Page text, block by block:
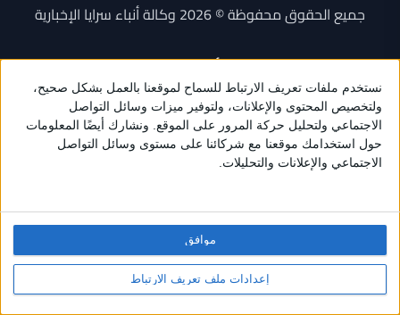
موافق
جميع الحقوق محفوظة © 2026 وكالة أنباء سرايا الإخبارية
الأقسام
أخبار محلية
أخبار عالمية
أخبار فنية
أخبار رياضية
اقتصاد
مناسبات
وظائف